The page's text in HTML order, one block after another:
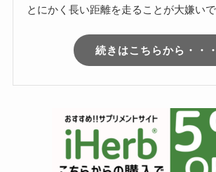
とにかく長い距離を走ることが大嫌いで
続きはこちらから・・・